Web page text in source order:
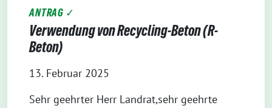
ANTRAG ✓
Verwendung von Recycling-Beton (R-
Beton)
13. Februar 2025
Sehr geehrter Herr Landrat,sehr geehrte